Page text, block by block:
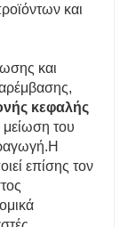
και
και
κεφαλής
του
επίσης τον